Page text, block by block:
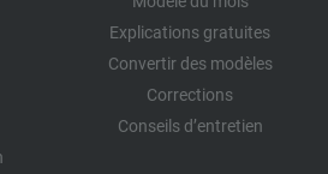
Explications gratuites
Convertir des modèles
Corrections
Conseils d’entretien